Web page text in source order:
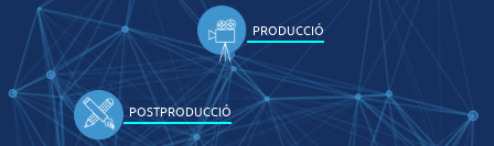
PRODUCCIÓ
POSTPRODUCCIÓ